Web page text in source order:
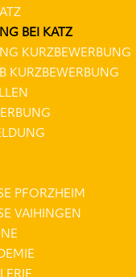
BEI KATZ
KURZBEWERBUNG
KURZBEWERBUNG
PFORZHEIM
VAIHINGEN